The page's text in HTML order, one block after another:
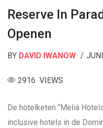
Reserve In
Openen
BY DAVID IWANOW
2916 VIEWS
De hotelketen “Meliá
inclusive hotels in de